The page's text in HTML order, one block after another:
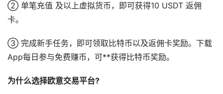
② 单笔充值 及以上虚拟货币，即可获得10 USDT 返佣
卡。
③ 完成新手任务，即可领取比特币以及返佣卡奖励。下载
App每日参与免费赚币，可**获得比特币奖励。
为什么选择欧意交易平台?